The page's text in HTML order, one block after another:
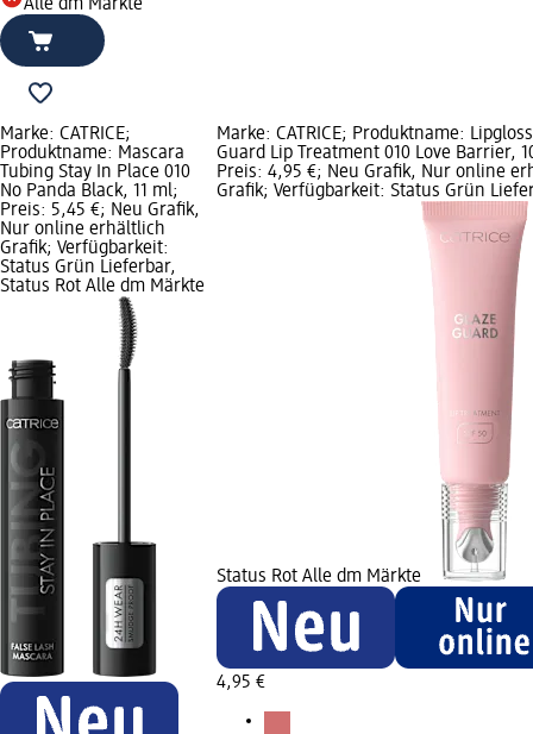
Alle dm Märkte
Marke: CATRICE;
Produktname: Mascara
Tubing Stay In Place 010
No Panda Black, 11 ml;
Preis: 5,45 €; Neu Grafik,
Nur online erhältlich
Grafik; Verfügbarkeit:
Status Grün Lieferbar,
Status Rot Alle dm Märkte
Marke: CATRICE; Produktname:
Guard Lip Treatment 010 Love Barrier,
Preis: 4,95 €; Neu Grafik, Nur online
Grafik; Verfügbarkeit: Status Grün
Status Rot Alle dm Märkte
4,95 €